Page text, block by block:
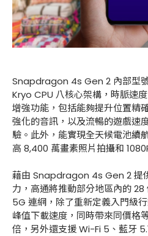
Snapdragon 4s Gen 2 內部型
Kryo CPU 八核心架構，時脈速
增強功能，包括能夠提升位置精
強化的音訊，以及流暢的遊戲速
驗。此外，能實現全天候電池續
高 8,400 萬畫素照片拍攝和
藉由 Snapdragon 4s Gen 2 提
力，高通將推動部分地區內的
5G 連網，除了重新定義入門級
峰值下載速度，同時帶來同價格
倍，另外還支援 Wi-Fi 5、藍牙